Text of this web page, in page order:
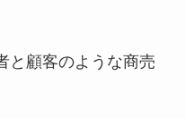
と顧客のような商売